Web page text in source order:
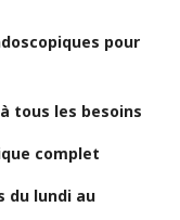
pour
tous les besoins
complet
du lundi au